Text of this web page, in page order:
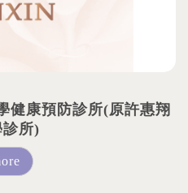
康預防診所(原許惠翔
診所)